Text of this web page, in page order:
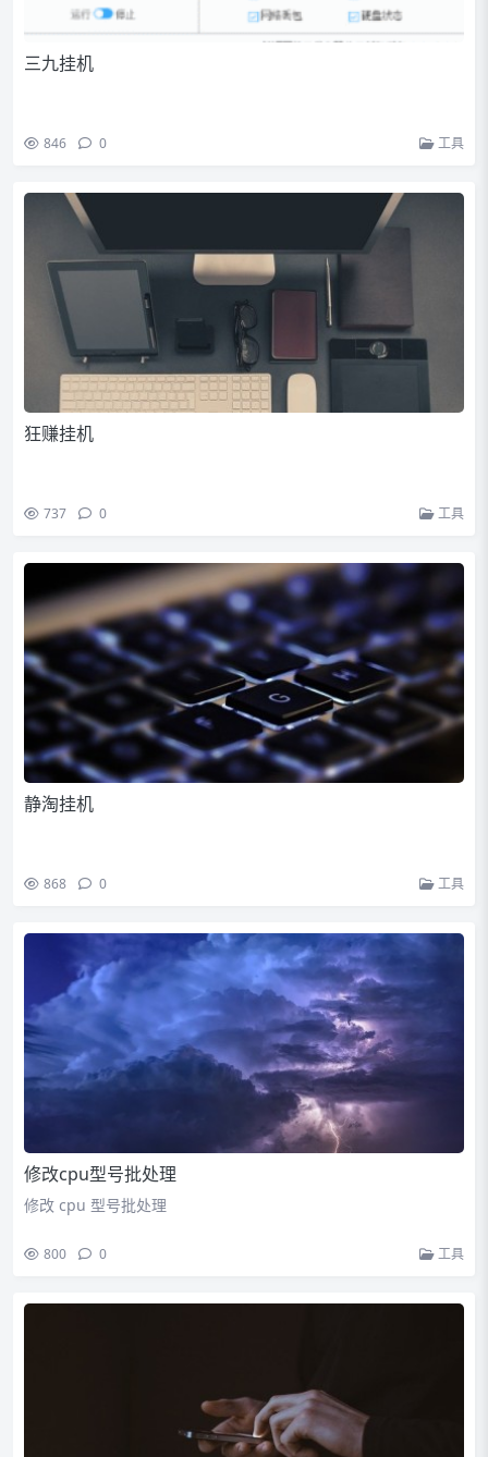
三九挂机
846 0 工具
狂赚挂机
737 0 工具
静淘挂机
868 0 工具
修改cpu型号批处理
修改 cpu 型号批处理
800 0 工具